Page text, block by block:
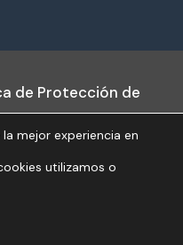
de Protección de
sitio
mejor experiencia en
utilizamos o